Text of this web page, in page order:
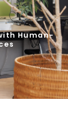
Human-